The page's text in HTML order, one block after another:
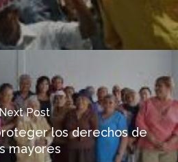
Next Post
los derechos de
mayores